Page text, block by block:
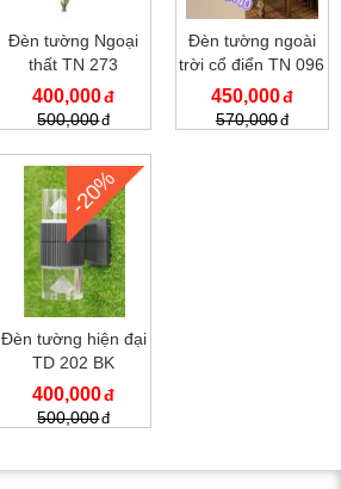
Đèn tường Ngoại
thất TN 273
400,000
500,000
Đèn tường ngoài
trời cổ điển TN 096
450,000
570,000
-20%
Đèn tường hiện đại
TD 202 BK
400,000
500,000